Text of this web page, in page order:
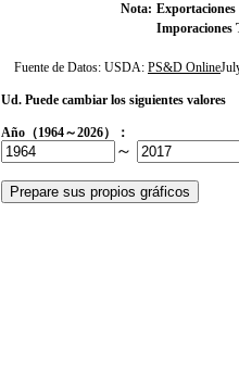
Nota: Exportaciones
Imporaciones
Fuente de Datos: USDA: PS&D Online
Ud. Puede cambiar los siguientes valores
Año（1964～2026）：
～